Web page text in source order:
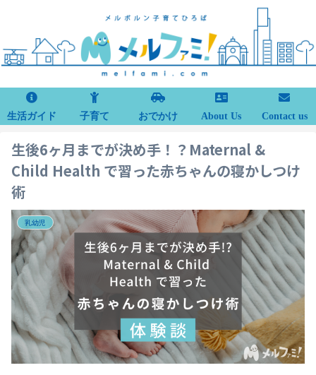
生活ガイド 子育て おでかけ About Us Contact us
生後6ヶ月までが決め手！？Maternal &
Child Health で習った赤ちゃんの寝かしつけ
術
乳幼児